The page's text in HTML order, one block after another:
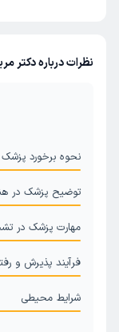
نظرات درباره دکتر
نحوه برخورد پزشک
توضیح پزشک در
مهارت پزشک در
فرآیند پذیرش و
شرایط محیطی